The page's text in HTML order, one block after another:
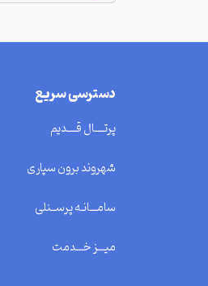
دسترسی سریع
پرتــــال قــــدیم
شهروند برون سپاری
سامـــانـه پرســنلی
میـــز خـــدمت